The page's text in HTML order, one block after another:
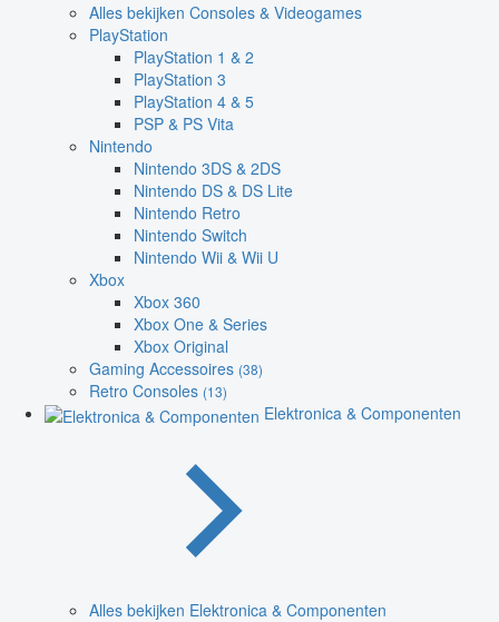
Alles bekijken Consoles & Videogames
PlayStation
PlayStation 1 & 2
PlayStation 3
PlayStation 4 & 5
PSP & PS Vita
Nintendo
Nintendo 3DS & 2DS
Nintendo DS & DS Lite
Nintendo Retro
Nintendo Switch
Nintendo Wii & Wii U
Xbox
Xbox 360
Xbox One & Series
Xbox Original
Gaming Accessoires (38)
Retro Consoles (13)
Elektronica & Componenten
Alles bekijken Elektronica & Componenten